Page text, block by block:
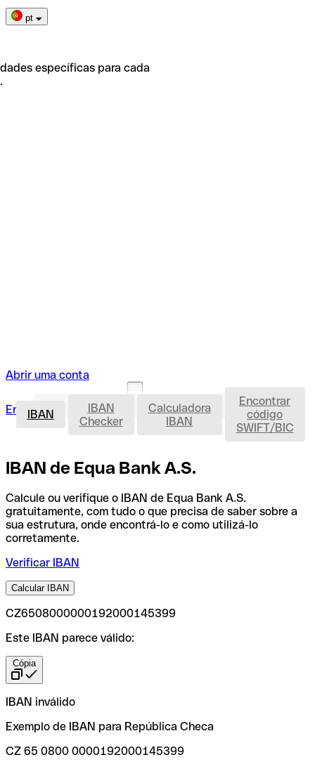
pt
específicas para cada
Abrir uma conta
Entrar Abrir uma conta IBAN
IBAN
IBAN
Checker
Calculadora
IBAN
Encontrar
código
SWIFT/BIC
IBAN de Equa Bank A.S.
Calcule ou verifique o IBAN de Equa Bank A.S.
gratuitamente, com tudo o que precisa de saber sobre a
sua estrutura, onde encontrá-lo e como utilizá-lo
corretamente.
Verificar IBAN
Calcular IBAN
CZ6508000000192000145399
Este IBAN parece válido:
Cópia
IBAN inválido
Exemplo de IBAN para República Checa
CZ 65 0800 0000192000145399